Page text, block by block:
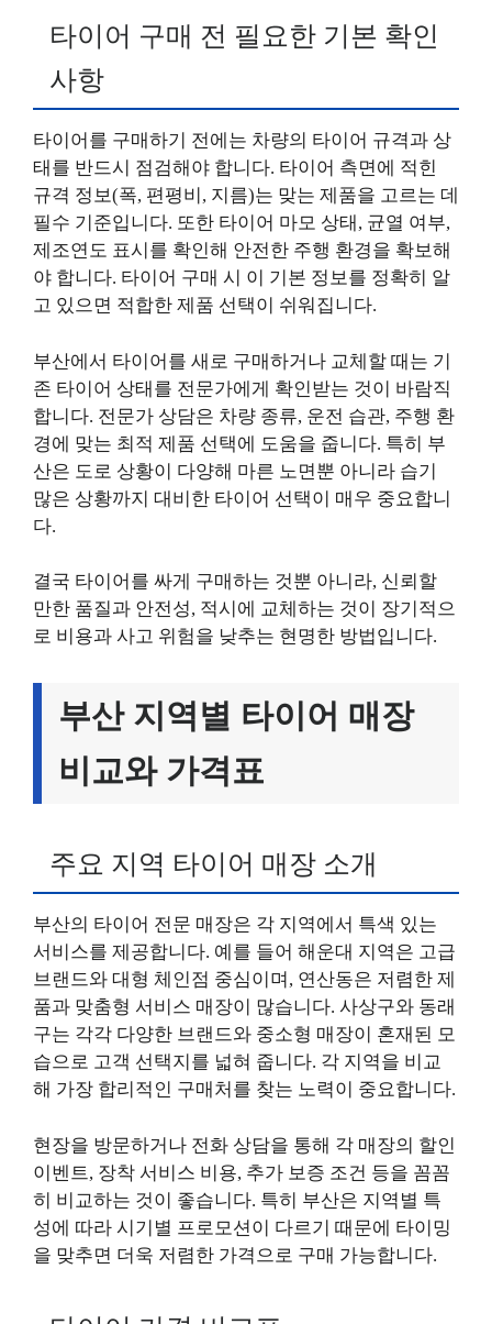
타이어 구매 전 필요한 기본 확인
사항
타이어를 구매하기 전에는 차량의 타이어 규격과 상
태를 반드시 점검해야 합니다. 타이어 측면에 적힌
규격 정보(폭, 편평비, 지름)는 맞는 제품을 고르는 데
필수 기준입니다. 또한 타이어 마모 상태, 균열 여부,
제조연도 표시를 확인해 안전한 주행 환경을 확보해
야 합니다. 타이어 구매 시 이 기본 정보를 정확히 알
고 있으면 적합한 제품 선택이 쉬워집니다.
부산에서 타이어를 새로 구매하거나 교체할 때는 기
존 타이어 상태를 전문가에게 확인받는 것이 바람직
합니다. 전문가 상담은 차량 종류, 운전 습관, 주행 환
경에 맞는 최적 제품 선택에 도움을 줍니다. 특히 부
산은 도로 상황이 다양해 마른 노면뿐 아니라 습기
많은 상황까지 대비한 타이어 선택이 매우 중요합니
다.
결국 타이어를 싸게 구매하는 것뿐 아니라, 신뢰할
만한 품질과 안전성, 적시에 교체하는 것이 장기적으
로 비용과 사고 위험을 낮추는 현명한 방법입니다.
부산 지역별 타이어 매장
비교와 가격표
주요 지역 타이어 매장 소개
부산의 타이어 전문 매장은 각 지역에서 특색 있는
서비스를 제공합니다. 예를 들어 해운대 지역은 고급
브랜드와 대형 체인점 중심이며, 연산동은 저렴한 제
품과 맞춤형 서비스 매장이 많습니다. 사상구와 동래
구는 각각 다양한 브랜드와 중소형 매장이 혼재된 모
습으로 고객 선택지를 넓혀 줍니다. 각 지역을 비교
해 가장 합리적인 구매처를 찾는 노력이 중요합니다.
현장을 방문하거나 전화 상담을 통해 각 매장의 할인
이벤트, 장착 서비스 비용, 추가 보증 조건 등을 꼼꼼
히 비교하는 것이 좋습니다. 특히 부산은 지역별 특
성에 따라 시기별 프로모션이 다르기 때문에 타이밍
을 맞추면 더욱 저렴한 가격으로 구매 가능합니다.